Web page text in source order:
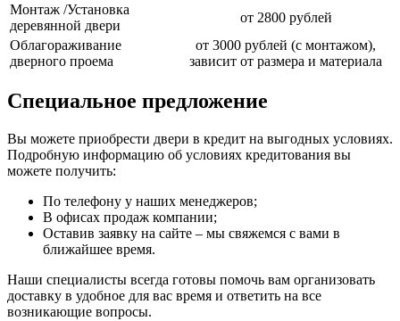
Монтаж /Установка
деревянной двери
от 2800 рублей
Облагораживание
дверного проема
от 3000 рублей (с монтажом),
зависит от размера и материала
Специальное предложение
Вы можете приобрести двери в кредит на выгодных условиях.
Подробную информацию об условиях кредитования вы
можете получить:
По телефону у наших менеджеров;
В офисах продаж компании;
Оставив заявку на сайте – мы свяжемся с вами в
ближайшее время.
Наши специалисты всегда готовы помочь вам организовать
доставку в удобное для вас время и ответить на все
возникающие вопросы.